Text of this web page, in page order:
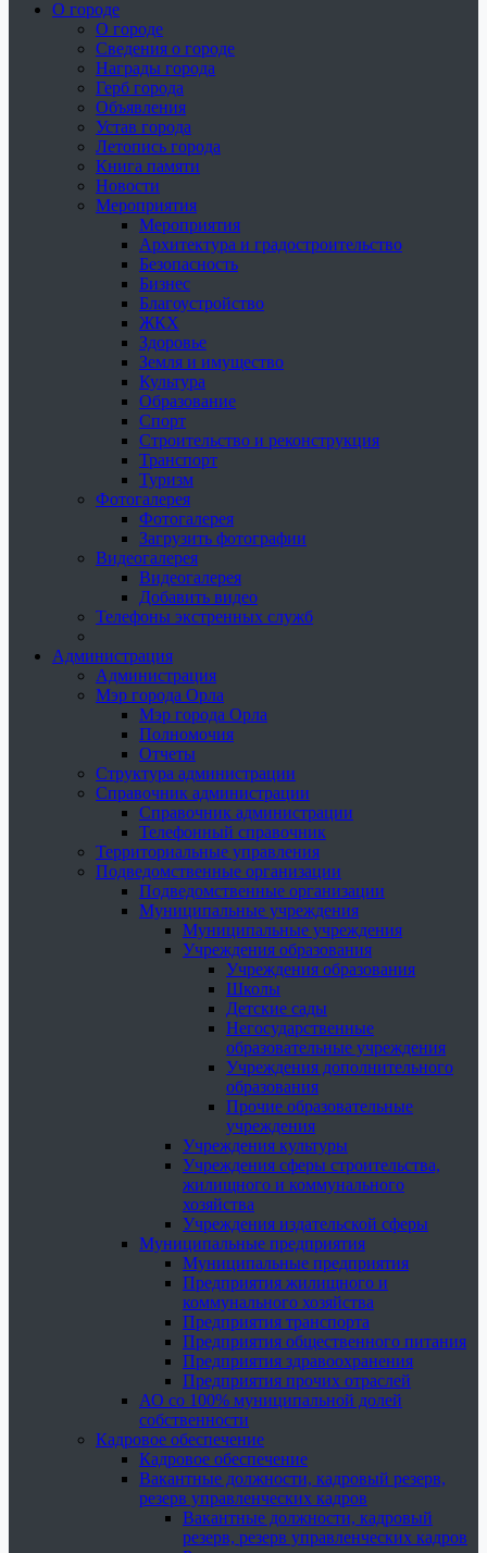
О городе
О городе
Сведения о городе
Награды города
Герб города
Объявления
Устав города
Летопись города
Книга памяти
Новости
Мероприятия
Мероприятия
Архитектура и градостроительство
Безопасность
Бизнес
Благоустройство
ЖКХ
Здоровье
Земля и имущество
Культура
Образование
Спорт
Строительство и реконструкция
Транспорт
Туризм
Фотогалерея
Фотогалерея
Загрузить фотографии
Видеогалерея
Видеогалерея
Добавить видео
Телефоны экстренных служб
Администрация
Администрация
Мэр города Орла
Мэр города Орла
Полномочия
Отчеты
Структура администрации
Справочник администрации
Справочник администрации
Телефонный справочник
Территориальные управления
Подведомственные организации
Подведомственные организации
Муниципальные учреждения
Муниципальные учреждения
Учреждения образования
Учреждения образования
Школы
Детские сады
Негосударственные
образовательные учреждения
Учреждения дополнительного
образования
Прочие образовательные
учреждения
Учреждения культуры
Учреждения сферы строительства,
жилищного и коммунального
хозяйства
Учреждения издательской сферы
Муниципальные предприятия
Муниципальные предприятия
Предприятия жилищного и
коммунального хозяйства
Предприятия транспорта
Предприятия общественного питания
Предприятия здравоохранения
Предприятия прочих отраслей
АО со 100% муниципальной долей
собственности
Кадровое обеспечение
Кадровое обеспечение
Вакантные должности, кадровый резерв,
резерв управленческих кадров
Вакантные должности, кадровый
резерв, резерв управленческих кадров